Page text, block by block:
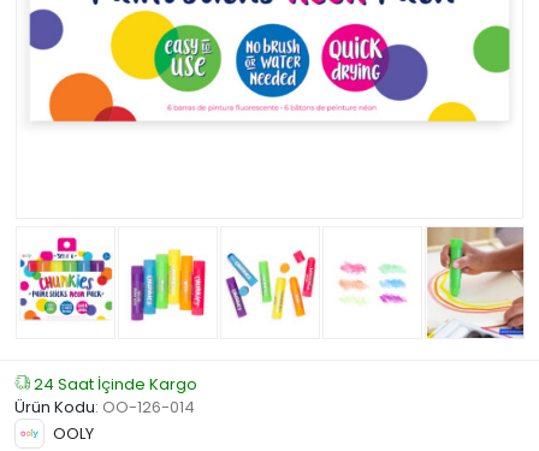
24 Saat İçinde Kargo
Ürün Kodu: OO-126-014
OOLY